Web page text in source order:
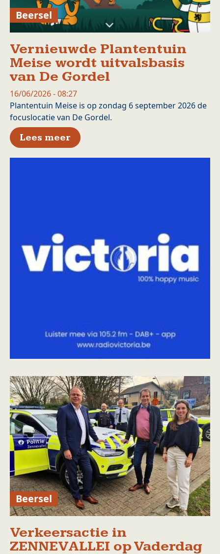
Beersel
Vernieuwde Plantentuin
Meise wordt uitvalsbasis
van De Gordel
16/06/2026 - 08:27
Plantentuin Meise is op zondag 6 september 2026 de
focuslocatie van De Gordel.
Lees meer over Vernieuwde
Beersel
Verkeersactie in
ZENNEVALLEI op Vaderdag